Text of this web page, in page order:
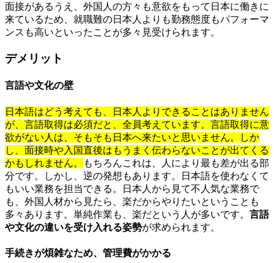
面接があるうえ、外国人の方々も意欲をもって日本に働きに
来ているため、就職難の日本人よりも勤務態度もパフォーマ
ンスも高いといったことが多々見受けられます。
デメリット
言語や文化の壁
日本語はどう考えても、日本人よりできることはありません
が、言語取得は必須だと、全員考えています。言語取得に意
欲がない人は、そもそも日本へ来たいと思いません。しか
し、面接時や入国直後はもうまく伝わらないことが出てくる
かもしれません。
もちろんこれは、人により最も差が出る部
分です。しかし、逆の発想もあります。日本語を使わなくて
もいい業務を担当できる。日本人から見て不人気な業務で
も、外国人材から見たら、楽だからやりたいということも
多々あります。単純作業も、楽だという人が多いです。 言語
や文化の違いを受け入れる姿勢が求められます。
手続きが煩雑なため、管理費がかかる